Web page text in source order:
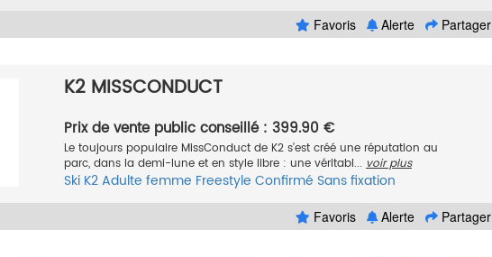
Favoris
Alerte Partager
K2 MISSCONDUCT
Prix de vente public conseillé : 399.90 €
Le toujours populaire MissConduct de K2 s’est créé une réputation au
parc, dans la demi-lune et en style libre : une véritabl... voir plus
Ski K2Adulte femme Freestyle Confirmé Sans fixation
2017 - 2018
Favoris
Alerte Partager